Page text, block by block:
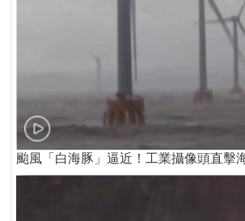
颱風「白海豚」逼近！工業攝像頭直擊